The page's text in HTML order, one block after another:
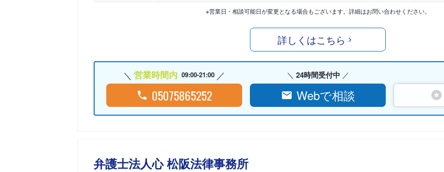
※営業日・相談可能日が変更となる場合もございます。詳細はお問い合わせください。
詳しくはこちら
営業時間内 09:00-21:00
05075865252
24時間受付中
Webで相談
弁護士法人心 松阪法律事務所